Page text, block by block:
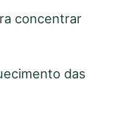
concentrar
das